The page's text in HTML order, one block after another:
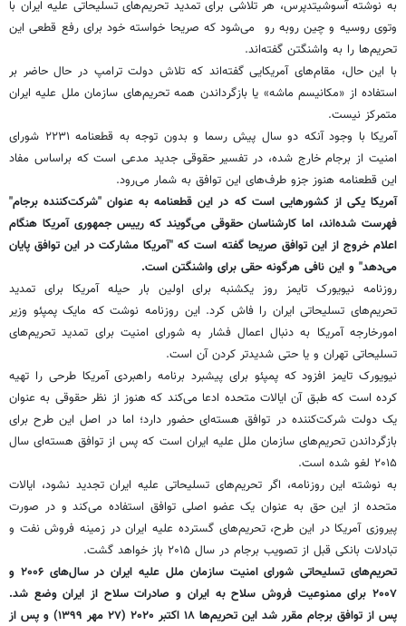
به نوشته آسوشیتدپرس، هر تلاشی برای تمدید تحریم‌های تسلیحاتی علیه ایران با
وتوی روسیه و چین روبه رو می‌شود که صریحا خواسته خود برای رفع قطعی این
تحریم‌ها را به واشنگتن گفته‌اند.
با این حال، مقام‌های آمریکایی گفته‌اند که تلاش دولت ترامپ در حال حاضر بر
استفاده از «مکانیسم ماشه» یا بازگرداندن همه تحریم‌های سازمان ملل علیه ایران
متمرکز نیست.
آمریکا با وجود آنکه دو سال پیش رسما و بدون توجه به قطعنامه ۲۲۳۱ شورای
امنیت از برجام خارج شده، در تفسیر حقوقی جدید مدعی است که براساس مفاد
این قطعنامه هنوز جزو طرف‌های این توافق به شمار می‌رود.
آمریکا یکی از کشورهایی است که در این قطعنامه به عنوان "شرکت‌کننده برجام"
فهرست شده‌اند، اما کارشناسان حقوقی می‌گویند که رییس جمهوری آمریکا هنگام
اعلام خروج از این توافق صریحا گفته است که "آمریکا مشارکت در این توافق پایان
می‌دهد" و این نافی هرگونه حقی برای واشنگتن است.
روزنامه نیویورک تایمز روز یکشنبه برای اولین بار حیله آمریکا برای تمدید
تحریم‌های تسلیحاتی ایران را فاش کرد. این روزنامه نوشت که مایک پمپئو وزیر
امورخارجه آمریکا به دنبال اعمال فشار به شورای امنیت برای تمدید تحریم‌های
تسلیحاتی تهران و یا حتی شدیدتر کردن آن است.
نیویورک تایمز افزود که پمپئو برای پیشبرد برنامه راهبردی آمریکا طرحی را تهیه
کرده است که طبق آن ایالات متحده ادعا می‌کند که هنوز از نظر حقوقی به عنوان
یک دولت شرکت‌کننده در توافق هسته‌ای حضور دارد؛ اما در اصل این طرح برای
بازگرداندن تحریم‌های سازمان ملل علیه ایران است که پس از توافق هسته‌ای سال
۲۰۱۵ لغو شده است.
به نوشته این روزنامه، اگر تحریم‌های تسلیحاتی علیه ایران تجدید نشود، ایالات
متحده از این حق به عنوان یک عضو اصلی توافق استفاده می‌کند و در صورت
پیروزی آمریکا در این طرح، تحریم‌های گسترده علیه ایران در زمینه فروش نفت و
تبادلات بانکی قبل از تصویب برجام در سال ۲۰۱۵ باز خواهد گشت.
تحریم‌های تسلیحاتی شورای امنیت سازمان ملل علیه ایران در سال‌های ۲۰۰۶ و
۲۰۰۷ برای ممنوعیت فروش سلاح به ایران و صادرات سلاح از ایران وضع شد.
پس از توافق برجام مقرر شد این تحریم‌ها ۱۸ اکتبر ۲۰۲۰ (۲۷ مهر ۱۳۹۹) و پس از